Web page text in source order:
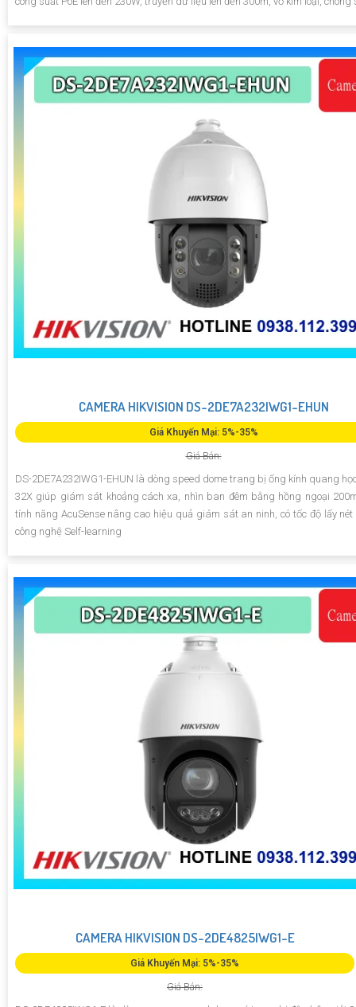
CAMERA HIKVISION DS-2DE7A232IWG1-EHUN
Giá Khuyến Mại: 5%-35%
Giá Bán:
DS-2DE7A232IWG1-EHUN là dòng speed dome trang bị ống kính quang
32X giúp giám sát khoảng cách xa, nhìn ban đêm bằng hồng ngoại
tính năng AcuSense nâng cao hiệu quả giám sát an ninh, có tốc độ lấy nét
công nghệ Self-learning
CAMERA HIKVISION DS-2DE4825IWG1-E
Giá Khuyến Mại: 5%-35%
Giá Bán: